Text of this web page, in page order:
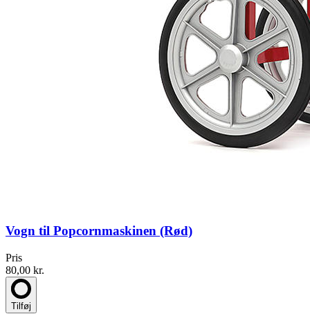
Vogn til Popcornmaskinen (Rød)
Pris
80,00 kr.
Tilføj